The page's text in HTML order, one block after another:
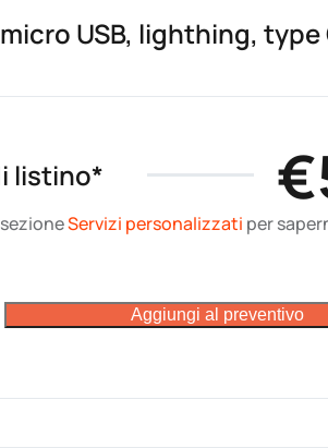
USB, lighthing, type
listino* €
Servizi personalizzati per
Aggiungi al preventivo